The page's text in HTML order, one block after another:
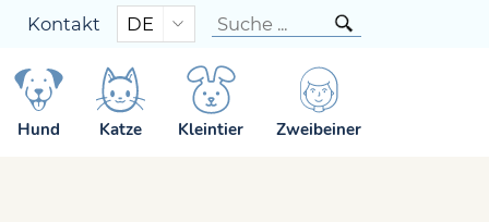
Kontakt DE
Hund Katze Kleintier Zweibeiner
150g